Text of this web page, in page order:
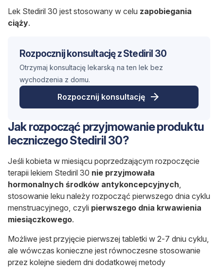
Lek Stediril 30 jest stosowany w celu zapobiegania
ciąży.
Rozpocznij konsultację z Stediril 30
Otrzymaj konsultację lekarską na ten lek bez
wychodzenia z domu.
Rozpocznij konsultację
Jak rozpocząć przyjmowanie produktu
leczniczego Stediril 30?
Jeśli kobieta w miesiącu poprzedzającym rozpoczęcie
terapii lekiem Stediril 30 nie przyjmowała
hormonalnych środków antykoncepcyjnych
stosowanie leku należy rozpocząć pierwszego dnia cyklu
menstruacyjnego, czyli pierwszego dnia krwawienia
miesiączkowego.
Możliwe jest przyjęcie pierwszej tabletki w 2-7 dniu cyklu,
ale wówczas konieczne jest równoczesne stosowanie
przez kolejne siedem dni dodatkowej metody